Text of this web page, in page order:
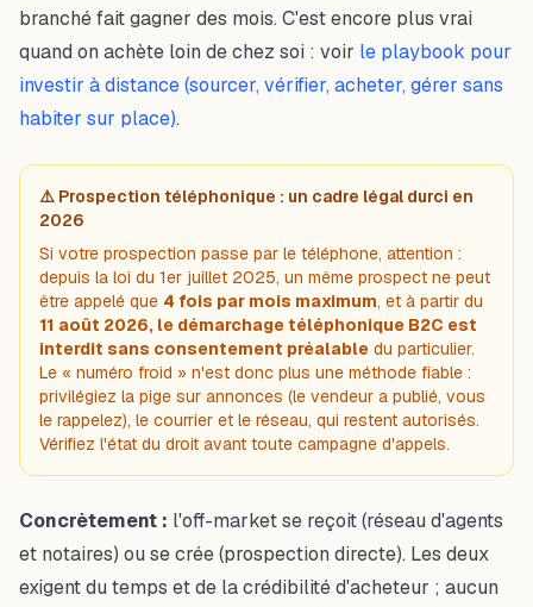
branché fait gagner des mois. C'est encore plus vrai
quand on achète loin de chez soi : voir le playbook pour
investir à distance (sourcer, vérifier, acheter, gérer sans
habiter sur place).
⚠️ Prospection téléphonique : un cadre légal durci en
2026
Si votre prospection passe par le téléphone, attention :
depuis la loi du 1er juillet 2025, un même prospect ne peut
être appelé que 4 fois par mois maximum, et à partir du
11 août 2026, le démarchage téléphonique B2C est
interdit sans consentement préalable du particulier.
Le « numéro froid » n'est donc plus une méthode fiable :
privilégiez la pige sur annonces (le vendeur a publié, vous
le rappelez), le courrier et le réseau, qui restent autorisés.
Vérifiez l'état du droit avant toute campagne d'appels.
Concrètement : l'off-market se reçoit (réseau d'agents
et notaires) ou se crée (prospection directe). Les deux
exigent du temps et de la crédibilité d'acheteur ; aucun